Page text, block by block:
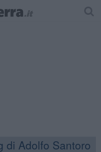
di Adolfo Santoro